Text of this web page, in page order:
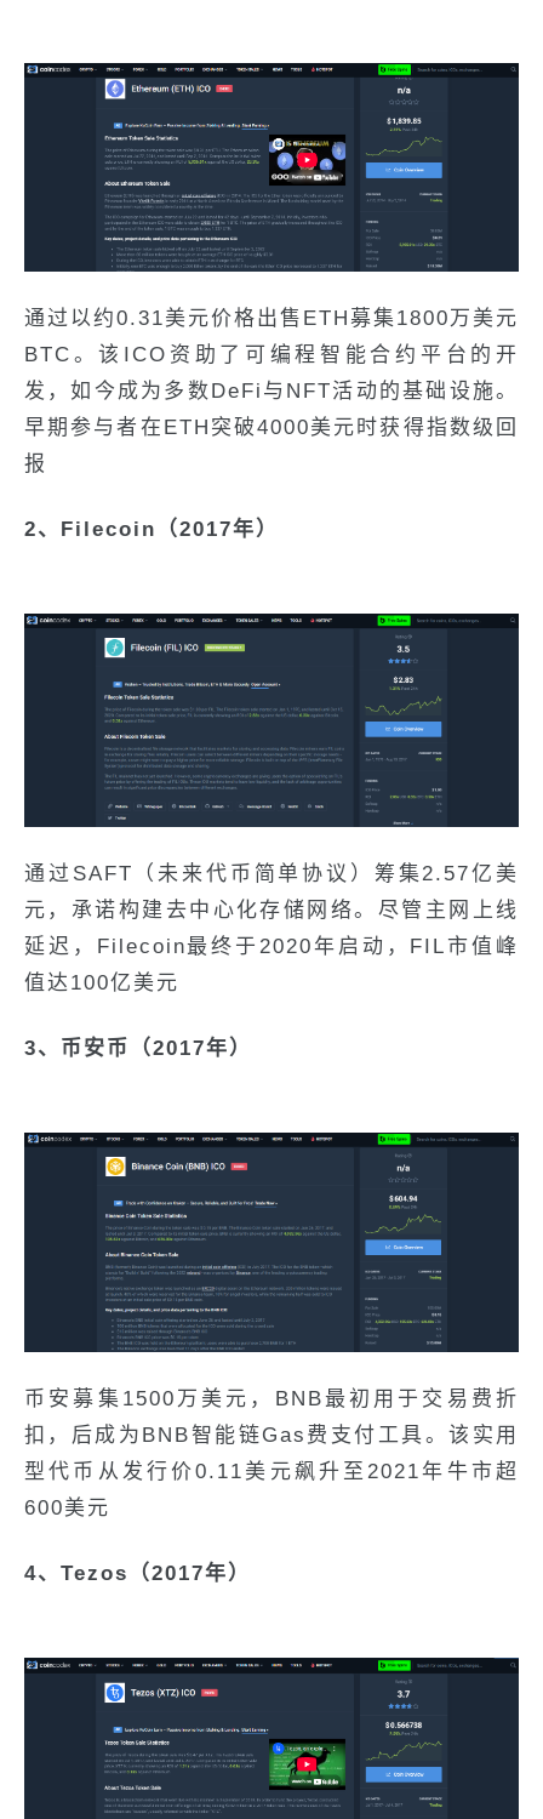
通过以约0.31美元价格出售ETH募集1800万美元
BTC。该ICO资助了可编程智能合约平台的开
发，如今成为多数DeFi与NFT活动的基础设施。
早期参与者在ETH突破4000美元时获得指数级回
报
2、Filecoin（2017年）
通过SAFT（未来代币简单协议）筹集2.57亿美
元，承诺构建去中心化存储网络。尽管主网上线
延迟，Filecoin最终于2020年启动，FIL市值峰
值达100亿美元
3、币安币（2017年）
币安募集1500万美元，BNB最初用于交易费折
扣，后成为BNB智能链Gas费支付工具。该实用
型代币从发行价0.11美元飙升至2021年牛市超
600美元
4、Tezos（2017年）